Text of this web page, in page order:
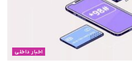
اخبار داخلی